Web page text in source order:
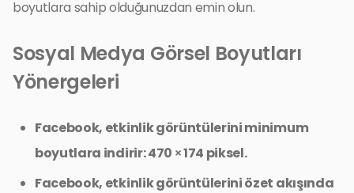
boyutlara sahip olduğunuzdan emin olun.
Sosyal Medya Görsel Boyutları
Yönergeleri
Facebook, etkinlik görüntülerini minimum
boyutlara indirir: 470 × 174 piksel.
Facebook, etkinlik görüntülerini özet akışında